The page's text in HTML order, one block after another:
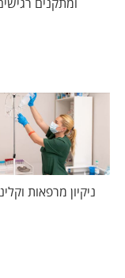
ומתקנים
ניקיון מרפאות